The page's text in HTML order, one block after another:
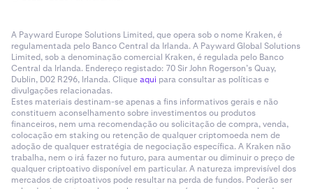
A Payward Europe Solutions Limited, que opera sob o nome Kraken, é
regulamentada pelo Banco Central da Irlanda. A Payward Global Solutions
Limited, sob a denominação comercial Kraken, é regulada pelo Banco
Central da Irlanda. Endereço registado: 70 Sir John Rogerson’s Quay,
Dublin, D02 R296, Irlanda. Cliqueaqui para consultar as políticas e
divulgações relacionadas.
Estes materiais destinam-se apenas a fins informativos gerais e não
constituem aconselhamento sobre investimentos ou produtos
financeiros, nem uma recomendação ou solicitação de compra, venda,
colocação em staking ou retenção de qualquer criptomoeda nem de
adoção de qualquer estratégia de negociação específica. A Kraken não
trabalha, nem o irá fazer no futuro, para aumentar ou diminuir o preço de
qualquer criptoativo disponível em particular. A natureza imprevisível dos
mercados de criptoativos pode resultar na perda de fundos. Poderão ser